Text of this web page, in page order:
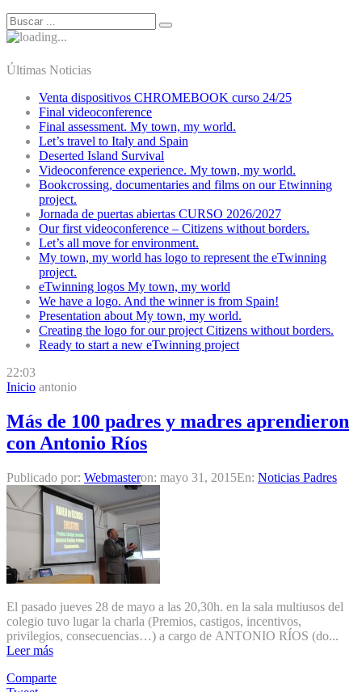
Últimas Noticias
Venta dispositivos CHROMEBOOK curso 24/25
Final videoconference
Final assessment. My town, my world.
Let’s travel to Italy and Spain
Deserted Island Survival
Videoconference experience. My town, my world.
Bookcrossing, documentaries and films on our Etwinning
project.
Jornada de puertas abiertas CURSO 2026/2027
Our first videoconference – Citizens without borders.
Let’s all move for environment.
My town, my world has logo to represent the eTwinning
project.
eTwinning logos My town, my world
We have a logo. And the winner is from Spain!
Presentation about My town, my world.
Creating the logo for our project Citizens without borders.
Ready to start a new eTwinning project
22:03
Inicio antonio
Más de 100 padres y madres aprendieron
con Antonio Ríos
Publicado por: Webmasteron: mayo 31, 2015En: Noticias Padres
El pasado jueves 28 de mayo a las 20,30h. en la sala multiusos del
colegio tuvo lugar la charla (Premios, castigos, incentivos,
privilegios, consecuencias…) a cargo de ANTONIO RÍOS (do...
Leer más
Comparte